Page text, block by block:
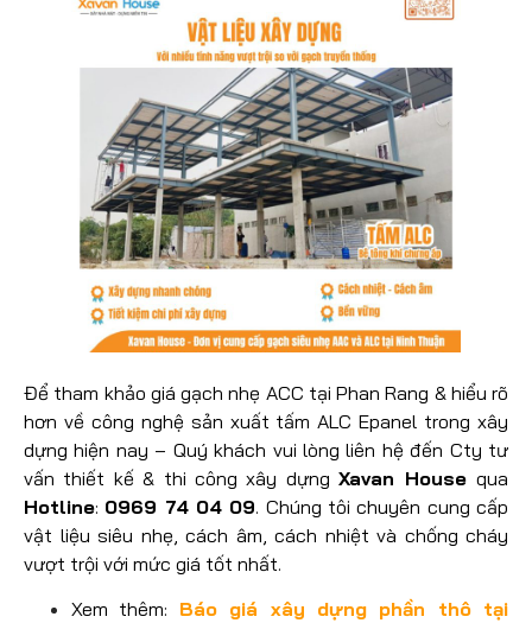
Để tham khảo giá gạch nhẹ ACC tại Phan Rang & hiểu rõ
hơn về công nghệ sản xuất tấm ALC Epanel trong xây
dựng hiện nay – Quý khách vui lòng liên hệ đến Cty tư
vấn thiết kế & thi công xây dựngXavan Housequa
Hotline: 0969 74 04 09. Chúng tôi chuyên cung cấp
vật liệu siêu nhẹ, cách âm, cách nhiệt và chống cháy
vượt trội với mức giá tốt nhất.
Xem thêm: Báo giá xây dựng phần thô tại